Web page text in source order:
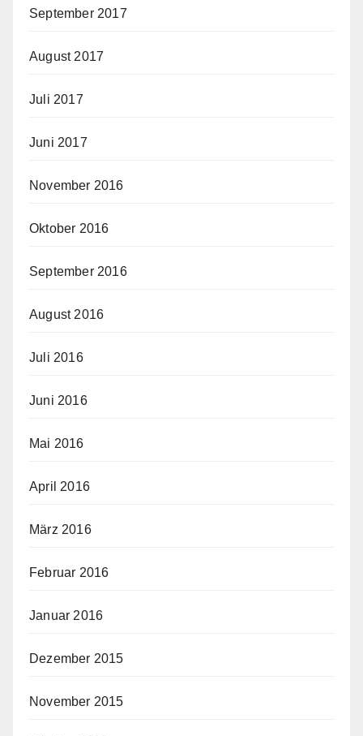
September 2017
August 2017
Juli 2017
Juni 2017
November 2016
Oktober 2016
September 2016
August 2016
Juli 2016
Juni 2016
Mai 2016
April 2016
März 2016
Februar 2016
Januar 2016
Dezember 2015
November 2015